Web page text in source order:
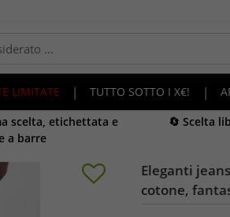
LIMITATE | TUTTO SOTTO I X€! |
scelta, etichettata e
a barre
🔄 Scelta
Eleganti
cotone,